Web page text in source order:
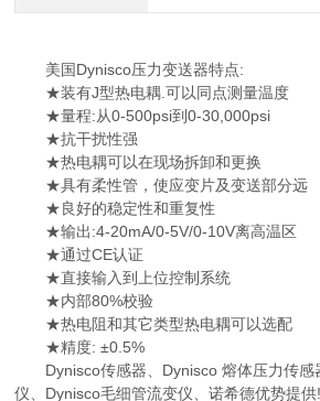
美国Dynisco压力变送器特点:
★装有J型热电耦.可以同点测量温度
★量程:从0-500psi到0-30,000psi
★抗干扰性强
★热电耦可以在现场拆卸和更换
★具有柔性管，使应变片及变送部分远
★良好的稳定性和重复性
★输出:4-20mA/0-5V/0-10V离高温区
★通过CE认证
★直接输入到上位控制系统
★内部80%校验
★热电阻和其它类型热电耦可以选配
★精度: ±0.5%
Dynisco传感器、Dynisco 熔体压力传感
仪、Dynisco毛细管流变仪、诺希德优势提供!